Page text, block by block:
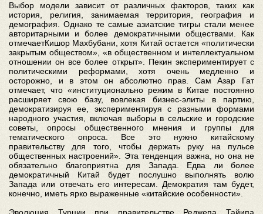
Выбор модели зависит от различных факторов, таких как
история, религия, занимаемая территория, география и
демография. Однако те самые азиатские тигры стали менее
авторитарными и более демократичными обществами. Как
отмечаетКишор Махбубани, хотя Китай остается «политически
закрытым обществом», «в общественном и интеллектуальном
отношении он все более открыт». Пекин экспериментирует с
политическими реформами, хотя очень медленно и
осторожно, и в этом он абсолютно прав. Сам Азар Гат
отмечает, что «институционально режим в Китае постоянно
расширяет свою базу, вовлекая бизнес-элиты в партию,
демократизируя ее, экспериментируя с разными формами
народного участия, включая выборы в сельские и городские
советы, опросы общественного мнения и группы для
тематического опроса. Все это нужно китайскому
правительству для того, чтобы держать руку на пульсе
общественных настроений». Эта тенденция важна, но она не
обязательно благоприятна для Запада. Едва ли более
демократичный Китай будет послушно выполнять волю
Запада или отвечать его интересам. Демократия там будет,
конечно, иметь ярко выраженные «китайские особенности».